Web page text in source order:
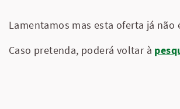
Lamentamos mas esta oferta já não
Caso pretenda, poderá voltar à